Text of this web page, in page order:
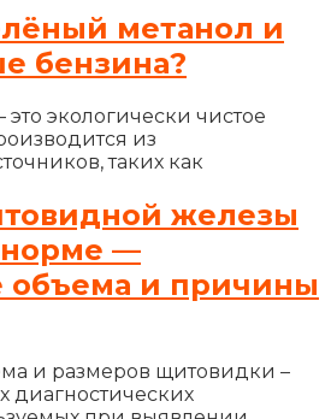
метанол и
бензина?
экологически чистое
из
таких как
железы
—
объема и причины
и размеров щитовидки –